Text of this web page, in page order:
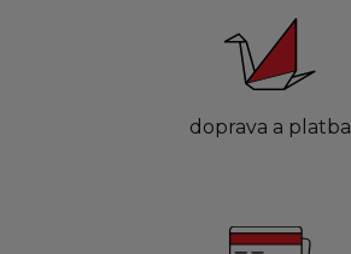
doprava a platba